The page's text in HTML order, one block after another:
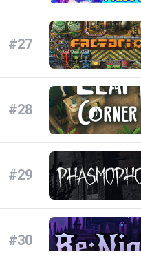
#27
#28
#29
#30